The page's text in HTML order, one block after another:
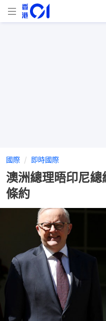
國際 即時國際
澳洲總理晤印尼
條約